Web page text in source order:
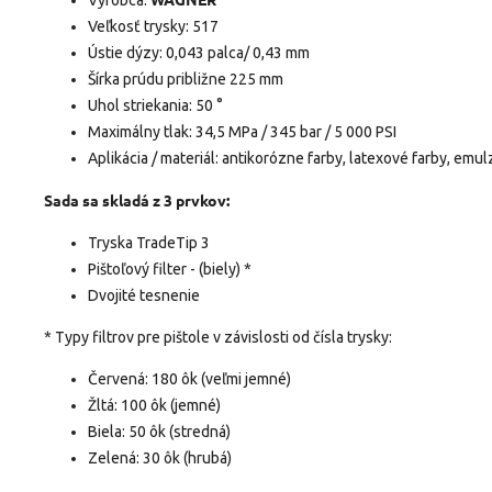
Veľkosť trysky: 517
Ústie dýzy: 0,043 palca/ 0,43 mm
Šírka prúdu približne 225 mm
Uhol striekania: 50 °
Maximálny tlak: 34,5 MPa / 345 bar / 5 000 PSI
Aplikácia / materiál: antikorózne farby, latexové farby,
Sada sa skladá z 3 prvkov:
Tryska TradeTip 3
Pištoľový filter - (biely) *
Dvojité tesnenie
* Typy filtrov pre pištole v závislosti od čísla trysky:
Červená: 180 ôk (veľmi jemné)
Žltá: 100 ôk (jemné)
Biela: 50 ôk (stredná)
Zelená: 30 ôk (hrubá)